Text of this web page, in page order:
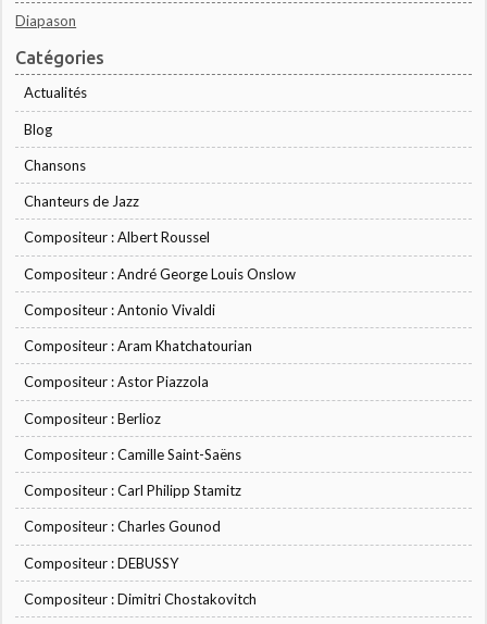
Diapason
Catégories
Actualités
Blog
Chansons
Chanteurs de Jazz
Compositeur : Albert Roussel
Compositeur : André George Louis Onslow
Compositeur : Antonio Vivaldi
Compositeur : Aram Khatchatourian
Compositeur : Astor Piazzola
Compositeur : Berlioz
Compositeur : Camille Saint-Saëns
Compositeur : Carl Philipp Stamitz
Compositeur : Charles Gounod
Compositeur : DEBUSSY
Compositeur : Dimitri Chostakovitch